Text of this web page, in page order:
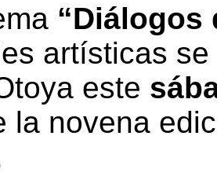
“Diálogos
artísticas
este
la novena